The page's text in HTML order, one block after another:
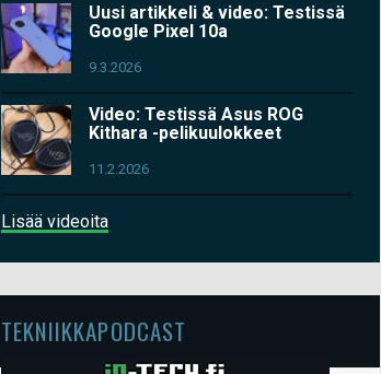
Uusi artikkeli & video: Testissä
Google Pixel 10a
9.3.2026
Video: Testissä Asus ROG
Kithara -pelikuulokkeet
11.2.2026
Lisää videoita
TEKNIIKKAPODCAST